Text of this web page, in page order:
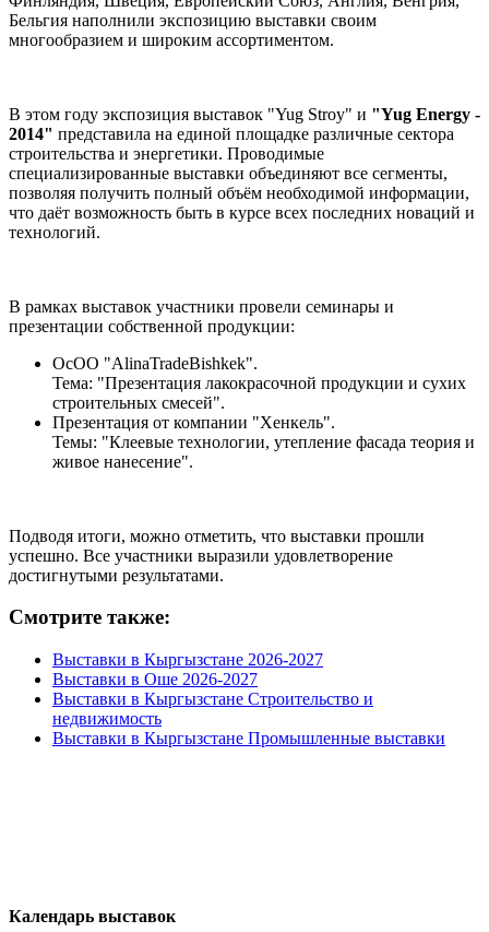
Бельгия наполнили экспозицию выставки своим
многообразием и широким ассортиментом.
В этом году экспозиция выставок "Yug Stroy" и "Yug Energy -
2014" представила на единой площадке различные сектора
строительства и энергетики. Проводимые
специализированные выставки объединяют все сегменты,
позволяя получить полный объём необходимой информации,
что даёт возможность быть в курсе всех последних новаций и
технологий.
В рамках выставок участники провели семинары и
презентации собственной продукции:
ОсОО "AlinaTradeBishkek".
Тема: "Презентация лакокрасочной продукции и сухих
строительных смесей".
Презентация от компании "Хенкель".
Темы: "Клеевые технологии, утепление фасада теория и
живое нанесение".
Подводя итоги, можно отметить, что выставки прошли
успешно. Все участники выразили удовлетворение
достигнутыми результатами.
Смотрите также:
Выставки в Кыргызстане 2026-2027
Выставки в Оше 2026-2027
Выставки в Кыргызстане Строительство и
недвижимость
Выставки в Кыргызстане Промышленные выставки
Календарь выставок